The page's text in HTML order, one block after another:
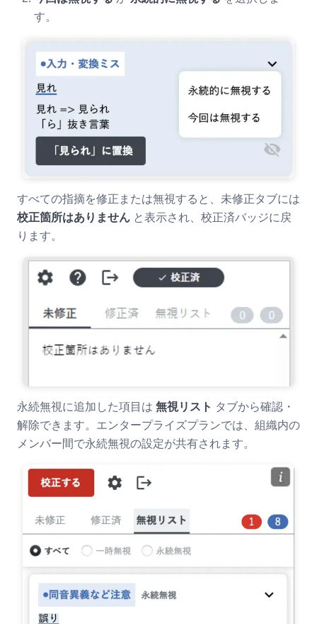
す。
すべての指摘を修正または無視すると、未修正タブには
校正箇所はありません と表示され、校正済バッジに戻
ります。
永続無視に追加した項目は 無視リスト タブから確認・
解除できます。エンタープライズプランでは、組織内の
メンバー間で永続無視の設定が共有されます。